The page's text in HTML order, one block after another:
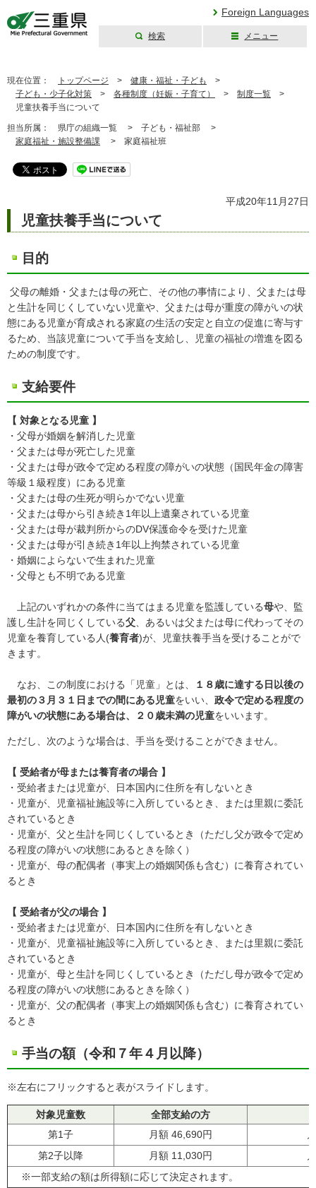
Foreign Languages
検索 メニュー
現在位置： トップページ > 健康・福祉・子ども
>
子ども・少子化対策 > 各種制度（妊娠・子育て） > 制度一覧 >
児童扶養手当について
担当所属： 県庁の組織一覧 > 子ども・福祉部 >
家庭福祉・施設整備課 > 家庭福祉班
平成20年11月27日
児童扶養手当について
目的
父母の離婚・父または母の死亡、その他の事情により、父または母
と生計を同じくしていない児童や、父または母が重度の障がいの状
態にある児童が育成される家庭の生活の安定と自立の促進に寄与す
るため、当該児童について手当を支給し、児童の福祉の増進を図る
ための制度です。
支給要件
【 対象となる児童 】
・父母が婚姻を解消した児童
・父または母が死亡した児童
・父または母が政令で定める程度の障がいの状態（国民年金の障害
等級１級程度）にある児童
・父または母の生死が明らかでない児童
・父または母から引き続き1年以上遺棄されている児童
・父または母が裁判所からのDV保護命令を受けた児童
・父または母が引き続き1年以上拘禁されている児童
・婚姻によらないで生まれた児童
・父母とも不明である児童
上記のいずれかの条件に当てはまる児童を監護している母や、監
護し生計を同じくしている父 、あるいは父または母に代わってその
児童を養育している人(養育者)が 、児童扶養手当を受けることがで
きます。
なお、この制度における「児童」とは、
１８歳に達する日以後の
最初の３月３１日までの間にある児童をいい、 政令で定める程度の
障がいの状態にある場合は、２０歳未満の児童をいいます。
ただし、次のような場合は、手当を受けることができません。
【 受給者が母または養育者の場合 】
・ 受給者または児童が、日本国内に住所を有しないとき
・児童が、児童福祉施設等に入所しているとき
、または里親に委託
されているとき
・児童が、父と生計を同じくしているとき（ただし父が政令で定め
る程度の障がいの状態にあるときを除く）
・児童が、母の配偶者（事実上の婚姻関係も含む）に養育されてい
るとき
【 受給者が父の場合 】
・ 受給者または児童が、日本国内に住所を有しないとき
・ 児童が、児童福祉施設等に入所しているとき、 または里親に委託
されているとき
・ 児童が、母と生計を同じくしているとき（ただし母が政令で定め
る程度の障がいの状態にあるときを除く）
・ 児童が、父の配偶者（事実上の婚姻関係も含む）に養育されてい
るとき
手当の額（令和７年４月以降）
※左右にフリックすると表がスライドします。
対象児童数
全部支給の方
第1子
月額 46,690円
第2子以降
月額 11,030円
※一部支給の額は所得額に応じて決定されます。